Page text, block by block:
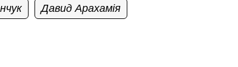
Давид Арахамія